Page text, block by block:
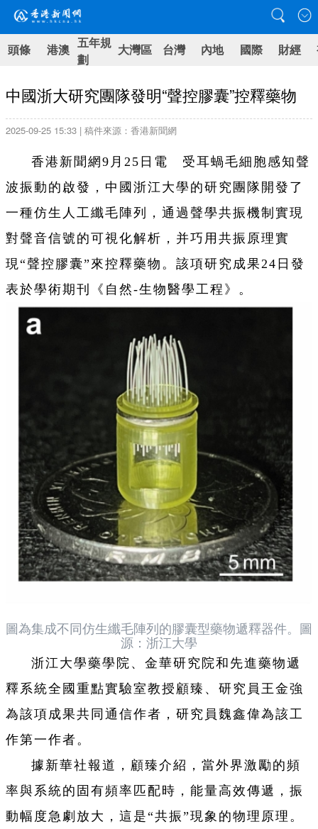
頭條 港澳 五年規
劃
大灣區 台灣 內地 國際 財經
中國浙大研究團隊發明“聲控膠囊”控釋藥物
2025-09-25 15:33 | 稿件來源：香港新聞網
香港新聞網9月25日電 受耳蝸毛細胞感知聲
波振動的啟發，中國浙江大學的研究團隊開發了
一種仿生人工纖毛陣列，通過聲學共振機制實現
對聲音信號的可視化解析，并巧用共振原理實
現“聲控膠囊”來控釋藥物。該項研究成果24日發
表於學術期刊《自然-生物醫學工程》。
圖為集成不同仿生纖毛陣列的膠囊型藥物遞釋器件。圖
源：浙江大學
浙江大學藥學院、金華研究院和先進藥物遞
釋系統全國重點實驗室教授顧臻、研究員王金強
為該項成果共同通信作者，研究員魏鑫偉為該工
作第一作者。
據新華社報道，顧臻介紹，當外界激勵的頻
率與系統的固有頻率匹配時，能量高效傳遞，振
動幅度急劇放大，這是“共振”現象的物理原理。